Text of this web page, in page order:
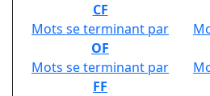
CF
Mots se terminant par
OF
Mots se terminant par
FF